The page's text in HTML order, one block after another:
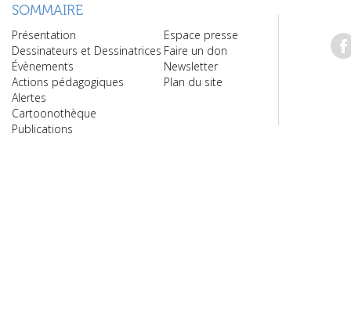
SOMMAIRE
Présentation
Dessinateurs et Dessinatrices
Évènements
Actions pédagogiques
Alertes
Cartoonothèque
Publications
Espace presse
Faire un don
Newsletter
Plan du site